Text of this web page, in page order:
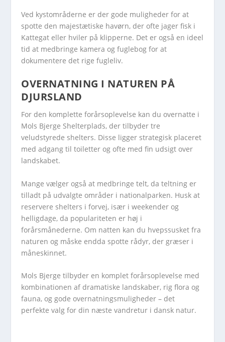
Ved kystområderne er der gode muligheder for at
spotte den majestætiske havørn, der ofte jager fisk i
Kattegat eller hviler på klipperne. Det er også en ideel
tid at medbringe kamera og fuglebog for at
dokumentere det rige fugleliv.
OVERNATNING I NATUREN PÅ
DJURSLAND
For den komplette forårsoplevelse kan du overnatte i
Mols Bjerge Shelterplads, der tilbyder tre
veludstyrede shelters. Disse ligger strategisk placeret
med adgang til toiletter og ofte med fin udsigt over
landskabet.
Mange vælger også at medbringe telt, da teltning er
tilladt på udvalgte områder i nationalparken. Husk at
reservere shelters i forvej, især i weekender og
helligdage, da populariteten er høj i
forårsmånederne. Om natten kan du hvepssusket fra
naturen og måske endda spotte rådyr, der græser i
måneskinnet.
Mols Bjerge tilbyder en komplet forårsoplevelse med
kombinationen af dramatiske landskaber, rig flora og
fauna, og gode overnatningsmuligheder – det
perfekte valg for din næste vandretur i dansk natur.